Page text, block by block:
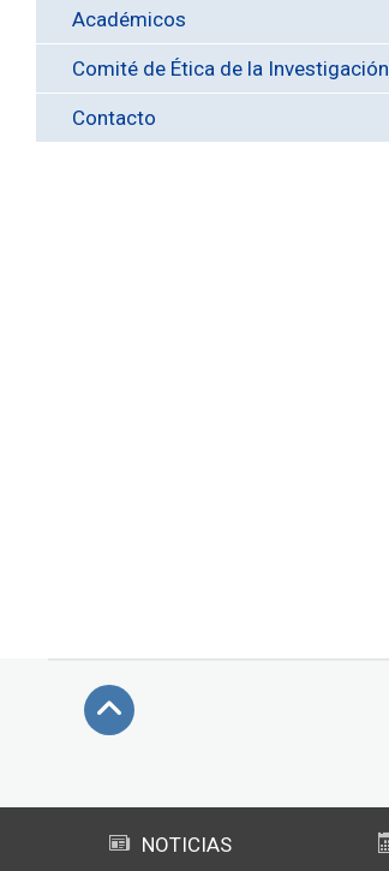
Académicos
Comité de Ética de la Investigación
Contacto
NOTICIAS